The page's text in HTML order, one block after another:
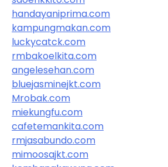
handayaniprima.com
kampungmakan.com
luckycatck.com
rmbakoelkita.com
angelesehan.com
bluejasminejkt.com
Mrobak.com
miekungfu.com
cafetemankita.com
rmjasabundo.com
mimoosajkt.com